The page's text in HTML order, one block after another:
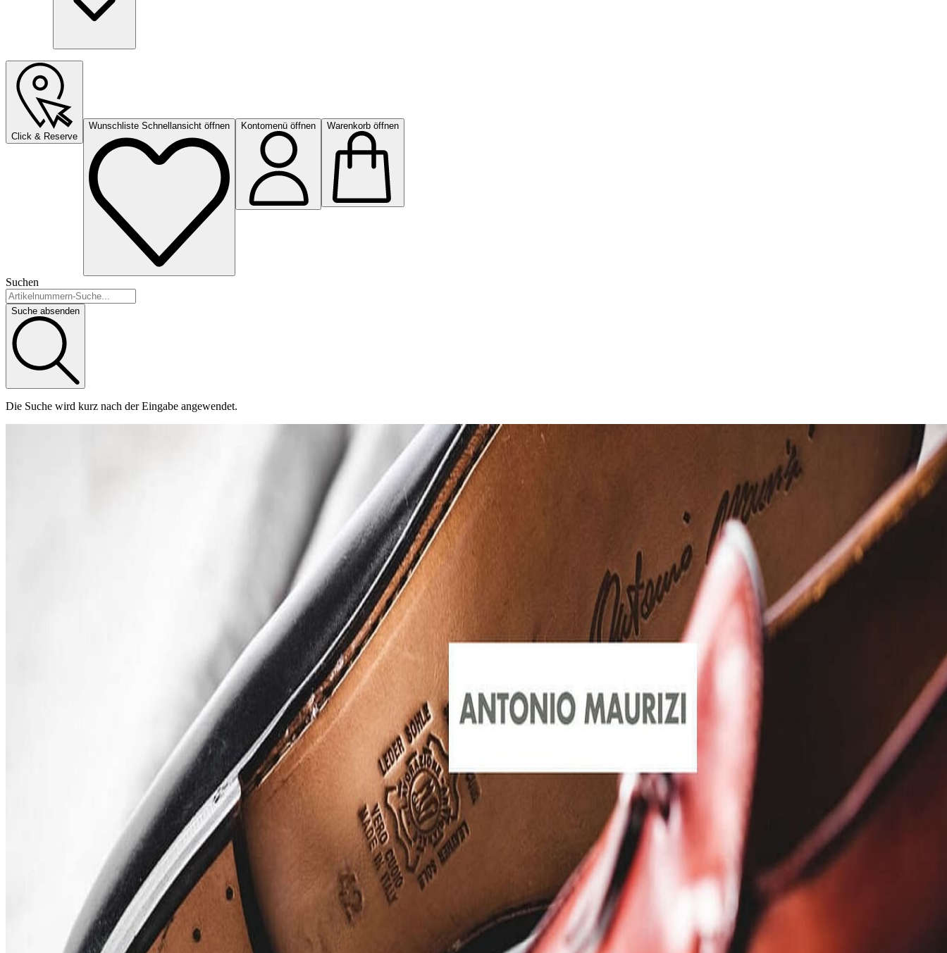
Click & Reserve
Wunschliste Schnellansicht öffnen Kontomenü öffnen Warenkorb öffnen
Suchen
Suche absenden
Die Suche wird kurz nach der Eingabe angewendet.